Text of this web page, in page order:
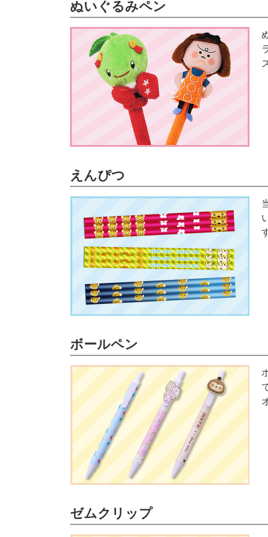
ぬいぐるみペン
えんぴつ
ボールペン
ゼムクリップ